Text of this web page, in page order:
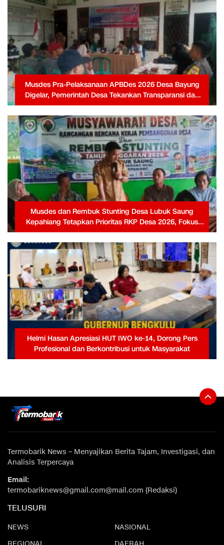
Musdes Pra-Pelaksanaan APBDes 2026 Desa Bayung
Digelar, Pemerintah Desa Tekankan Transparansi dan
Partisipasi Warga
Musdes dan Rembuk Stunting Desa Lubuk Saung
Kepahiang Tetapkan Prioritas RKP Desa 2026, Fokus
Infrastruktur dan Penurunan Stunting
Helmi Hasan Apresiasi HUT IWO ke-14, Dorong Pers
Profesional dan Berkontribusi untuk Masyarakat
Termobarik News – Menyajikan Berita Tajam, Investigasi, dan
Analisis Terpercaya
Email:
termobariknews@gmail.com@mail.com (Redaksi)
TELUSURI
NEWS
NASIONAL